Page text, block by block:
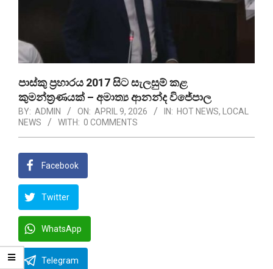
පාස්කු ප්‍රහාරය 2017 සිට සැලසුම් කළ
කුමන්ත්‍රණයක් – අමාත්‍ය ආනන්ද විජේපාල
BY: ADMIN ON: APRIL 9, 2026 IN: HOT NEWS,
LOCAL
NEWS
WITH: 0 COMMENTS
Facebook
Twitter
WhatsApp
Telegram